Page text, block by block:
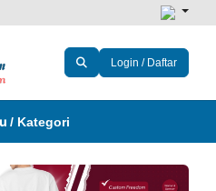
Login / Daftar
/ Kategori